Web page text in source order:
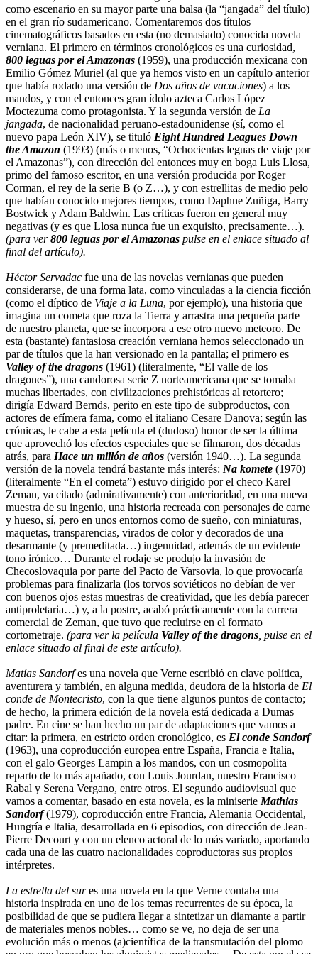
como escenario en su mayor parte una balsa (la “jangada” del título)
en el gran río sudamericano. Comentaremos dos títulos
cinematográficos basados en esta (no demasiado) conocida novela
verniana. El primero en términos cronológicos es una curiosidad,
800 leguas por el Amazonas (1959), una producción mexicana con
Emilio Gómez Muriel (al que ya hemos visto en un capítulo anterior
que había rodado una versión de Dos años de vacaciones) a los
mandos, y con el entonces gran ídolo azteca Carlos López
Moctezuma como protagonista. Y la segunda versión de La
jangada, de nacionalidad peruano-estadounidense (sí, como el
nuevo papa León XIV), se tituló Eight Hundred Leagues Down
the Amazon (1993) (más o menos, “Ochocientas leguas de viaje por
el Amazonas”), con dirección del entonces muy en boga Luis Llosa,
primo del famoso escritor, en una versión producida por Roger
Corman, el rey de la serie B (o Z…), y con estrellitas de medio pelo
que habían conocido mejores tiempos, como Daphne Zuñiga, Barry
Bostwick y Adam Baldwin. Las críticas fueron en general muy
negativas (y es que Llosa nunca fue un exquisito, precisamente…).
(para ver800 leguas por el Amazonas pulse en el enlace situado al
final del artículo).
Héctor Servadac fue una de las novelas vernianas que pueden
considerarse, de una forma lata, como vinculadas a la ciencia ficción
(como el díptico de Viaje a la Luna, por ejemplo), una historia que
imagina un cometa que roza la Tierra y arrastra una pequeña parte
de nuestro planeta, que se incorpora a ese otro nuevo meteoro. De
esta (bastante) fantasiosa creación verniana hemos seleccionado un
par de títulos que la han versionado en la pantalla; el primero es
Valley of the dragons (1961) (literalmente, “El valle de los
dragones”), una candorosa serie Z norteamericana que se tomaba
muchas libertades, con civilizaciones prehistóricas al retortero;
dirigía Edward Bernds, perito en este tipo de subproductos, con
actores de efímera fama, como el italiano Cesare Danova; según las
crónicas, le cabe a esta película el (dudoso) honor de ser la última
que aprovechó los efectos especiales que se filmaron, dos décadas
atrás, para Hace un millón de años (versión 1940…). La segunda
versión de la novela tendrá bastante más interés: Na komete (1970)
(literalmente “En el cometa”) estuvo dirigido por el checo Karel
Zeman, ya citado (admirativamente) con anterioridad, en una nueva
muestra de su ingenio, una historia recreada con personajes de carne
y hueso, sí, pero en unos entornos como de sueño, con miniaturas,
maquetas, transparencias, virados de color y decorados de una
desarmante (y premeditada…) ingenuidad, además de un evidente
tono irónico… Durante el rodaje se produjo la invasión de
Checoslovaquia por parte del Pacto de Varsovia, lo que provocaría
problemas para finalizarla (los torvos soviéticos no debían de ver
con buenos ojos estas muestras de creatividad, que les debía parecer
antiproletaria…) y, a la postre, acabó prácticamente con la carrera
comercial de Zeman, que tuvo que recluirse en el formato
cortometraje. (para ver la película Valley of the dragons , pulse en el
enlace situado al final de este artículo).
Matías Sandorfes una novela que Verne escribió en clave política,
aventurera y también, en alguna medida, deudora de la historia de El
conde de Montecristo, con la que tiene algunos puntos de contacto;
de hecho, la primera edición de la novela está dedicada a Dumas
padre. En cine se han hecho un par de adaptaciones que vamos a
citar: la primera, en estricto orden cronológico, es El conde Sandorf
(1963), una coproducción europea entre España, Francia e Italia,
con el galo Georges Lampin a los mandos, con un cosmopolita
reparto de lo más apañado, con Louis Jourdan, nuestro Francisco
Rabal y Serena Vergano, entre otros. El segundo audiovisual que
vamos a comentar, basado en esta novela, es la miniserie Mathias
Sandorf(1979), coproducción entre Francia, Alemania Occidental,
Hungría e Italia, desarrollada en 6 episodios, con dirección de Jean-
Pierre Decourt y con un elenco actoral de lo más variado, aportando
cada una de las cuatro nacionalidades coproductoras sus propios
intérpretes.
La estrella del sures una novela en la que Verne contaba una
historia inspirada en uno de los temas recurrentes de su época, la
posibilidad de que se pudiera llegar a sintetizar un diamante a partir
de materiales menos nobles… como se ve, no deja de ser una
evolución más o menos (a)científica de la transmutación del plomo